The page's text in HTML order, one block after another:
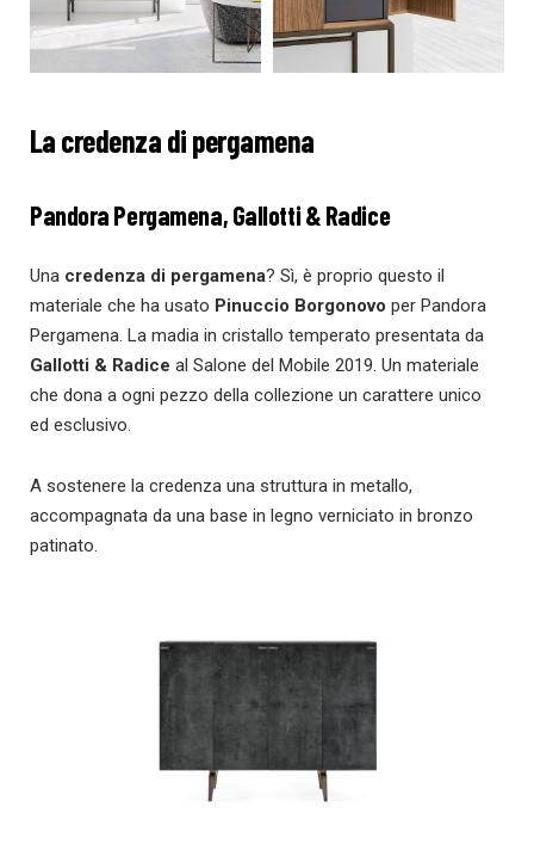
La credenza di pergamena
Pandora Pergamena, Gallotti & Radice
Una credenza di pergamena? Sì, è proprio questo il
materiale che ha usato Pinuccio Borgonovo per Pandora
Pergamena. La madia in cristallo temperato presentata da
Gallotti & Radice al Salone del Mobile 2019. Un materiale
che dona a ogni pezzo della collezione un carattere unico
ed esclusivo.
A sostenere la credenza una struttura in metallo,
accompagnata da una base in legno verniciato in bronzo
patinato.